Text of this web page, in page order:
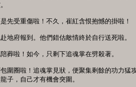
受重傷啦！不久，崔紅含恨抱憾的掛啦！
府報到。他們錯估敵情終於自行送死啦。
啦！如今，只剩下追魂掌在劈殺著。
圈啦！追魂掌見狀，便聚集剩餘的功力猛
子，自己才有機會突圍。